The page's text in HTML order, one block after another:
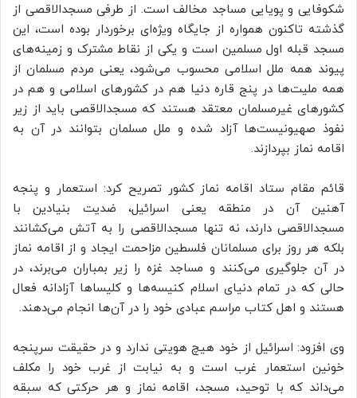
شکوفایی و پویایی مساجد مخالف است. از طرفی مسجدالاقصی از
گذشته تاکنون همواره از جایگاه ویژه‌ای برخوردار بوده است، این
مسجد قبله اول مسلمین است و یکی از نقاط مشترک و زمینه‌های
پیوند همه ملل اسلامی محسوب می‌شود، یعنی مردم مسلمان از
همه ملیت‌ها در پنج قاره دنیا هم در کشورهای اسلامی و هم در
کشورهای غیرمسلمان معتقد هستند که مسجدالاقصی باید از زیر
نفوذ صهیونیست‌ها آزاد شده و ملل مسلمان بتوانند در آن به
اقامه نماز بپردازند.
قائم مقام ستاد اقامه نماز کشور تصریح کرد: استعمار و پنجه
آهنین آن در منطقه یعنی اسرائیل، ضدیت بنیادین با
مسجدالاقصی دارند، نه تنها مسجدالاقصی را به آتش می‌کشانند
بلکه هر روز برای مسلمانان فلسطین مزاحمت ایجاد و از اقامه نماز
در آن جلوگیری می‌کنند و مساجد غزه را زیر بمباران می‌برند، در
حالی که در تمام دنیای اسلام کنیسه‌ها و کلیساها آزادانه فعال
هستند و اهل کتاب مراسم عبادی خود را در آن‌ها انجام می‌دهند.
وی افزود: اسرائیل از خود هیچ هویتی ندارد و در حقیقت سرپنجه
خونین استعمار غرب است و به نیابت از غرب خود را مکلف
می‌داند که با توحید، مسجد، اقامه نماز و هر حرکتی که سبقه